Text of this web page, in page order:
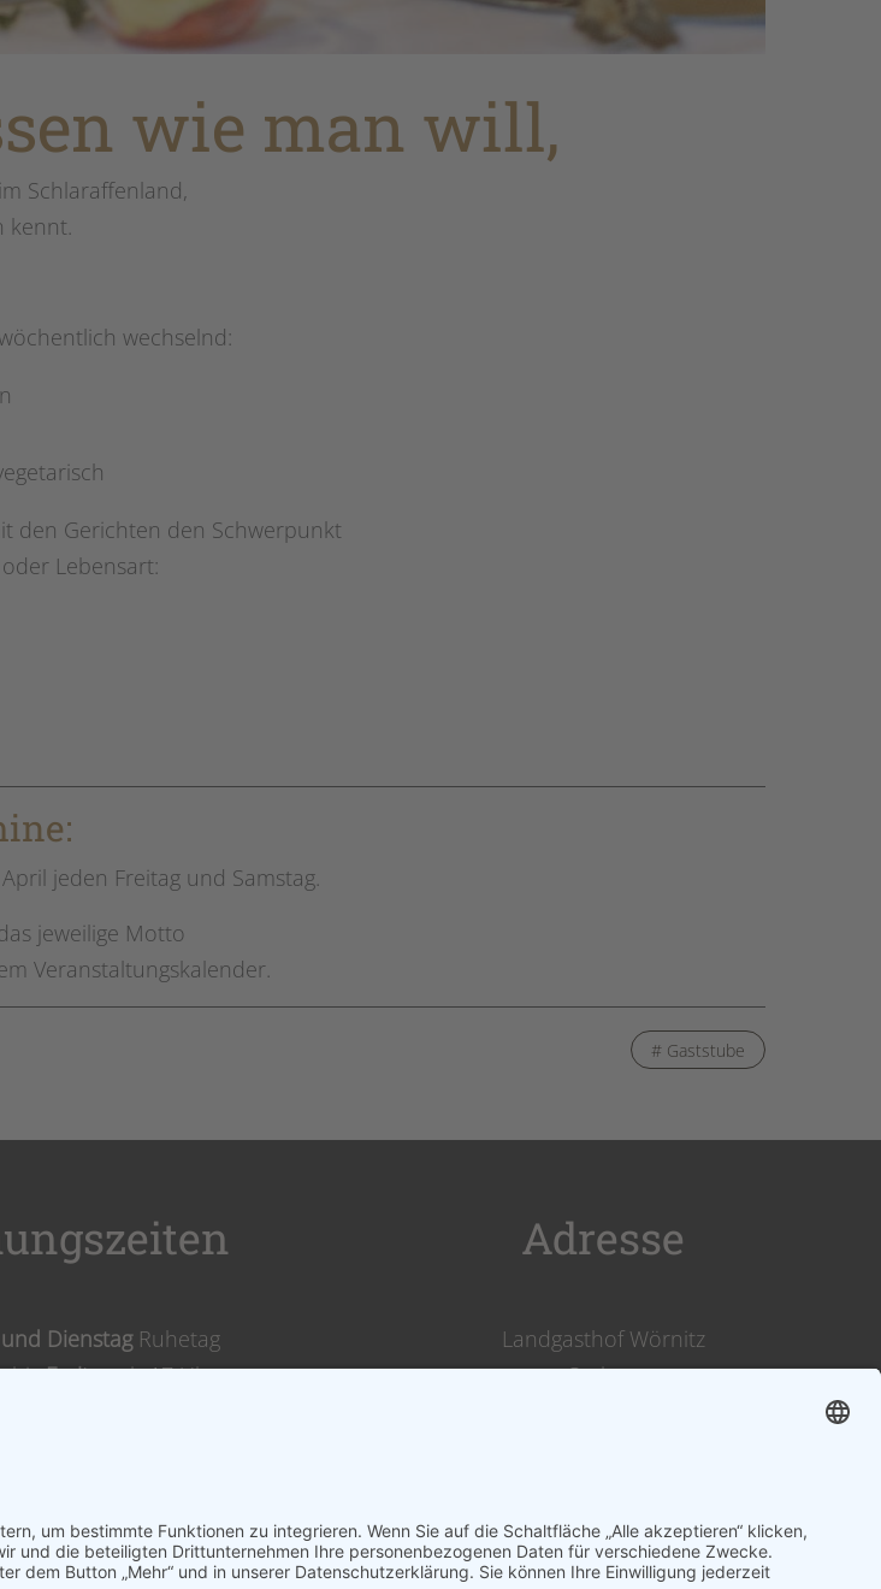
wie man will,
Schlaraffenland,
kennt.
wechselnd:
den Gerichten den Schwerpunkt
Lebensart:
jeden Freitag und Samstag.
jeweilige Motto
Veranstaltungskalender.
# Gaststube
DienstagRuhetag
bisFreitagab 17 Uhr
Adresse
Landgasthof Wörnitz
Stuben